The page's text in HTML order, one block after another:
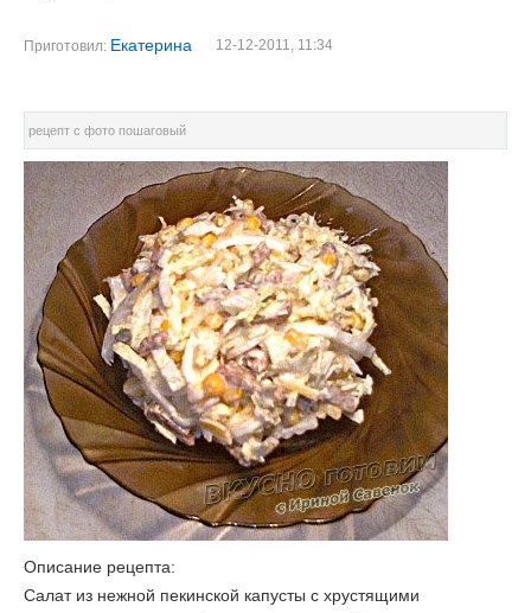
Приготовил: Екатерина 12-12-2011, 11:34
рецепт с фото пошаговый
Описание рецепта:
Салат из нежной пекинской капусты с хрустящими